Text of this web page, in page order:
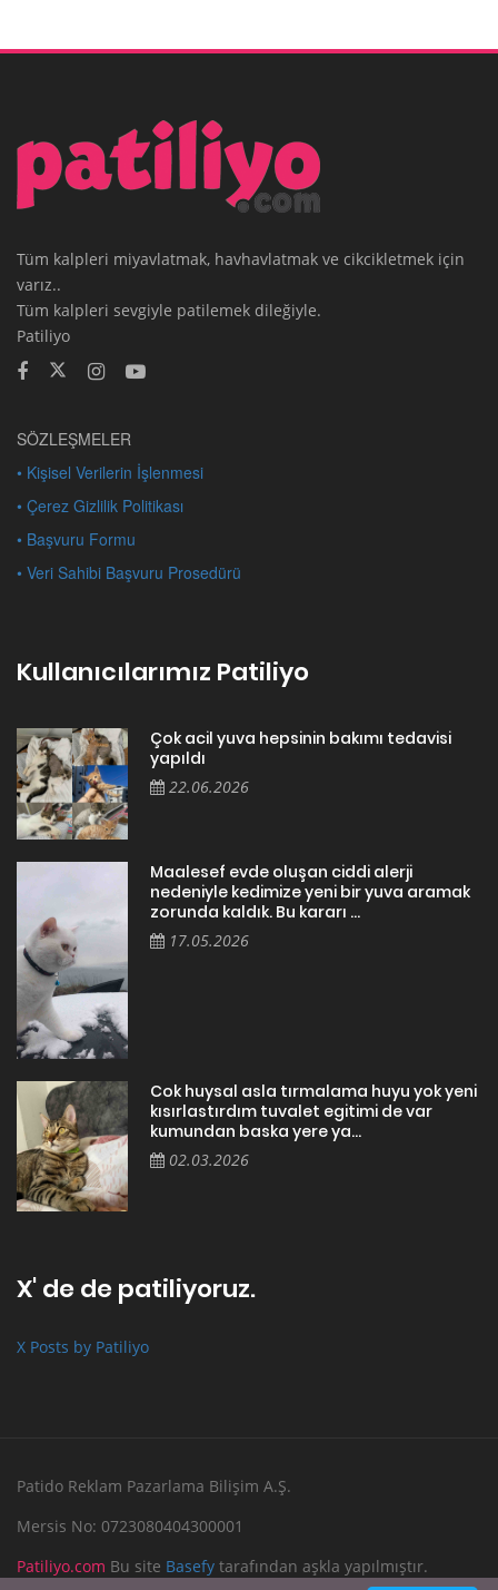
Tüm kalpleri miyavlatmak, havhavlatmak ve cikcikletmek için
varız..
Tüm kalpleri sevgiyle patilemek dileğiyle.
Patiliyo
SÖZLEŞMELER
• Kişisel Verilerin İşlenmesi
• Çerez Gizlilik Politikası
• Başvuru Formu
• Veri Sahibi Başvuru Prosedürü
Kullanıcılarımız Patiliyo
Çok acil yuva hepsinin bakımı tedavisi
yapıldı
22.06.2026
Maalesef evde oluşan ciddi alerji
nedeniyle kedimize yeni bir yuva aramak
zorunda kaldık. Bu kararı ...
17.05.2026
Cok huysal asla tırmalama huyu yok yeni
kısırlastırdım tuvalet egitimi de var
kumundan baska yere ya...
02.03.2026
X' de de patiliyoruz.
X Posts by Patiliyo
Patido Reklam Pazarlama Bilişim A.Ş.
Mersis No: 0723080404300001
Patiliyo.com Bu site Basefy tarafından aşkla yapılmıştır.